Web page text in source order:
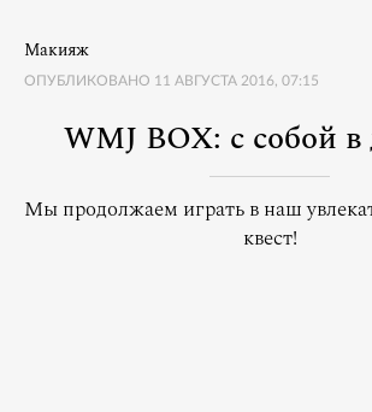
Макияж
ОПУБЛИКОВАНО 11 АВГУСТА 2016, 07:15
WMJ BOX: с собой в
Мы продолжаем играть в наш
квест!